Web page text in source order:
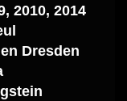
2010, 2014
Dresden